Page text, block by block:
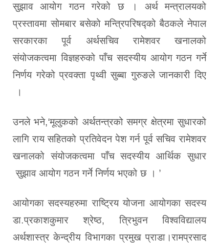
सुझाव आयोग गठन गरेको छ । अर्थ मन्त्रालयको
प्रस्तावमा सोमबार बसेको मन्त्रिपरिषद्को बैठकले नेपाल
सरकारका पूर्व अर्थसचिव रामेशवर खनालको
संयोजकत्वमा विज्ञहरुको पाँच सदस्यीय आयोग गठन गर्ने
निर्णय गरेको प्रवक्ता पृथ्वी सुब्बा गुरुङले जानकारी दिए
।
उनले भने,‘मूलुकको अर्थतन्त्रको समग्र क्षेत्रमा सुधारको
लागि राय सहितको प्रतिवेदन पेश गर्न पूर्व सचिव रामेशवर
खनालको संयोजकत्वमा पाँच सदस्यीय आर्थिक सुधार
सुझाव आयोग गठन गर्ने निर्णय भएको छ । ’
आयोगका सदस्यहरुमा राष्ट्रिय योजना आयोगका सदस्य
डा.प्रकाशकुमार श्रेष्ठ, त्रिभुवन विश्वविद्यालय
अर्थशास्त्र केन्द्रीय विभागका प्रमुख प्राडा।रामप्रसाद